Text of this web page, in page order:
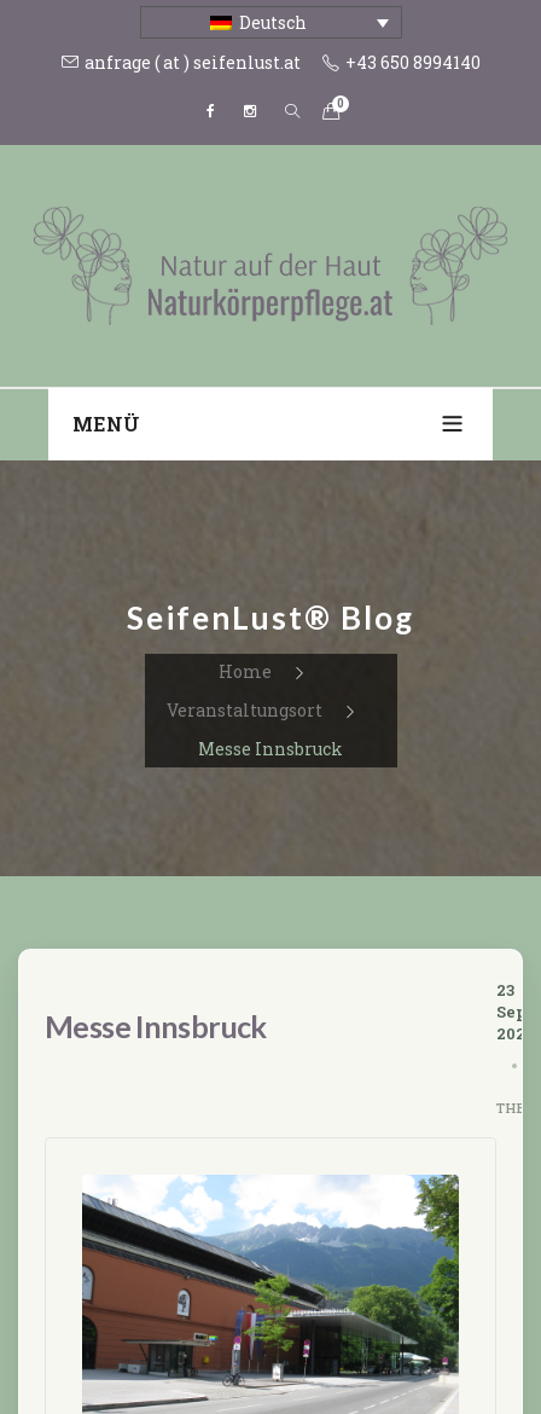
Deutsch
anfrage ( at ) seifenlust.at
+43 650 8994140
0
MENÜ
SeifenLust® Blog
Home
Veranstaltungsort
Messe Innsbruck
Messe Innsbruck
23
2025